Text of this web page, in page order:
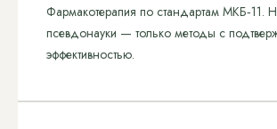
Фармакотерапия по стандартам МКБ‑11.
псевдонауки — только методы с
эффективностью.